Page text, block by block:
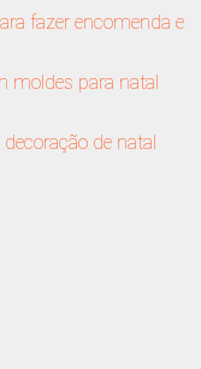
fazer encomenda e
moldes para natal
de natal